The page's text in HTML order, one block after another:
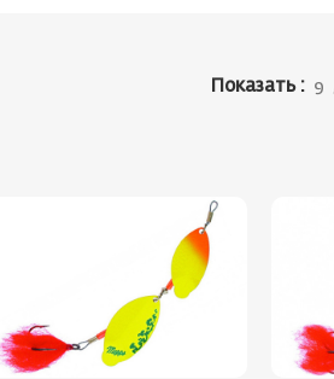
Показать 9